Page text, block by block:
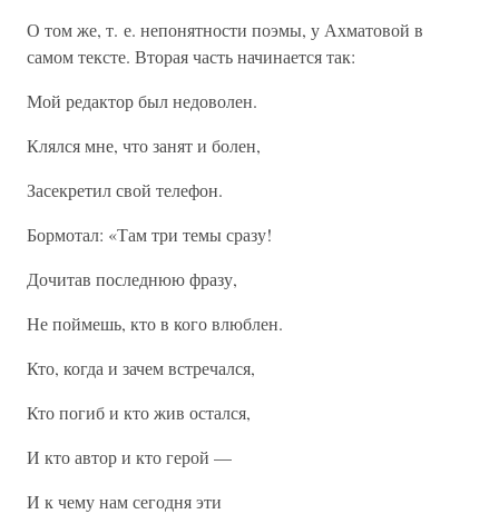
О том же, т. е. непонятности поэмы, у Ахматовой в
самом тексте. Вторая часть начинается так:
Мой редактор был недоволен.
Клялся мне, что занят и болен,
Засекретил свой телефон.
Бормотал: «Там три темы сразу!
Дочитав последнюю фразу,
Не поймешь, кто в кого влюблен.
Кто, когда и зачем встречался,
Кто погиб и кто жив остался,
И кто автор и кто герой —
И к чему нам сегодня эти